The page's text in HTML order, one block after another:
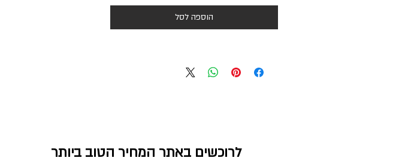
הוספה לסל
לרוכשים באתר המחיר הטוב ביותר